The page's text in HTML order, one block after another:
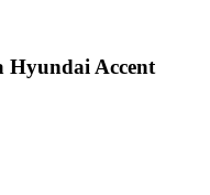
Hyundai Accent